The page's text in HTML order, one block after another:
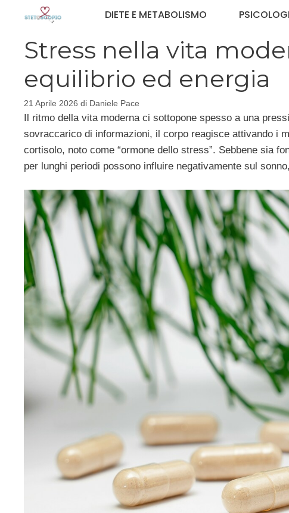
contenuto
DIETE E METABOLISMO
Stress nella vita
equilibrio ed energia
21 Aprile 2026 di Daniele Pace
Il ritmo della vita moderna ci sottopone spesso a una
sovraccarico di informazioni, il corpo reagisce attivando i
cortisolo, noto come “ormone dello stress”. Sebbene sia
per lunghi periodi possono influire negativamente sul